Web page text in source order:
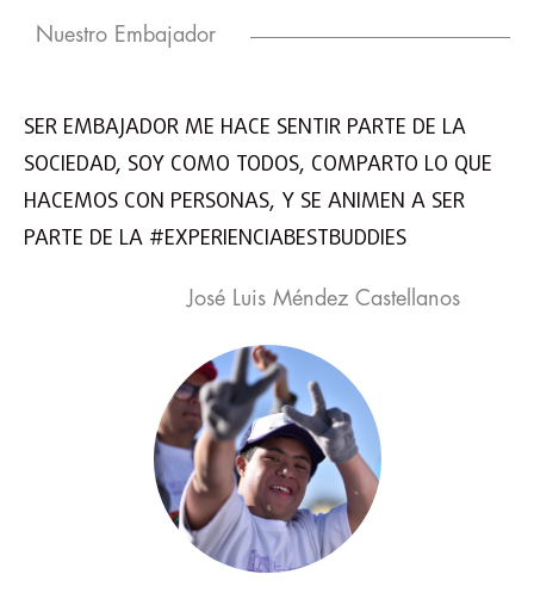
Nuestro Embajador
SER EMBAJADOR ME HACE SENTIR PARTE DE LA
SOCIEDAD, SOY COMO TODOS, COMPARTO LO QUE
HACEMOS CON PERSONAS, Y SE ANIMEN A SER
PARTE DE LA #EXPERIENCIABESTBUDDIES
José Luis Méndez Castellanos